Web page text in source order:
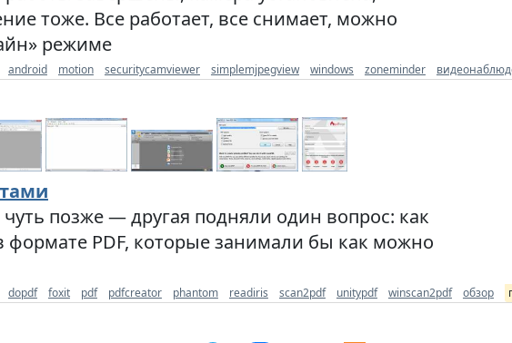
тоже. Все работает, все снимает, можно
режиме
android motion securitycamviewer simplemjpegview windows zoneminder
позже — другая подняли один вопрос: как
формате PDF, которые занимали бы как можно
dopdf foxit pdf pdfcreator phantom readiris scan2pdf unitypdf winscan2pdf обзор